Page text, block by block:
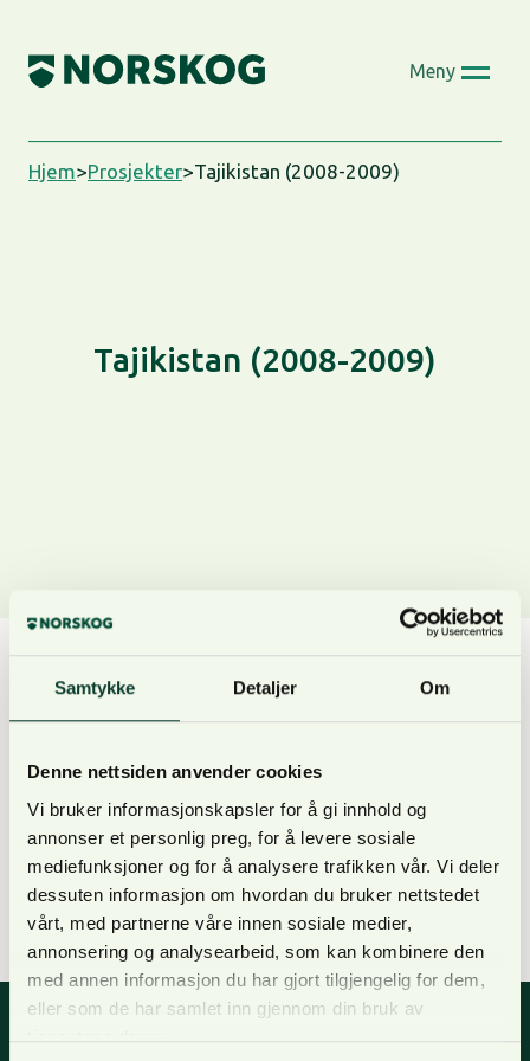
Samtykke Detaljer Om
Denne nettsiden anvender cookies
Vi bruker informasjonskapsler for å gi innhold og
annonser et personlig preg, for å levere sosiale
mediefunksjoner og for å analysere trafikken vår. Vi deler
dessuten informasjon om hvordan du bruker nettstedet
vårt, med partnerne våre innen sosiale medier,
annonsering og analysearbeid, som kan kombinere den
med annen informasjon du har gjort tilgjengelig for dem,
eller som de har samlet inn gjennom din bruk av
content
Meny
Hjem>Prosjekter>Tajikistan (2008-2009)
Tajikistan (2008-2009)
educational model for countrywide vocational
management issues in Tajikistan. The project
developed a countrywide model in Tajikistan for
vocational training and also developed education
materials. Pilot courses were implemented in the
area of Ramit national park together with the Tadjik
partner organisations.